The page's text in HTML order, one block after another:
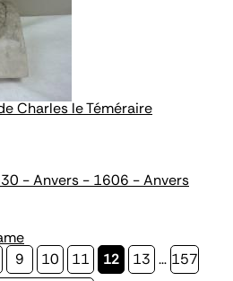
Charles le Téméraire
- Anvers - 1606 - Anvers
Page
9 Page
10 Page
11
Page
12 Page
13 … Page
157